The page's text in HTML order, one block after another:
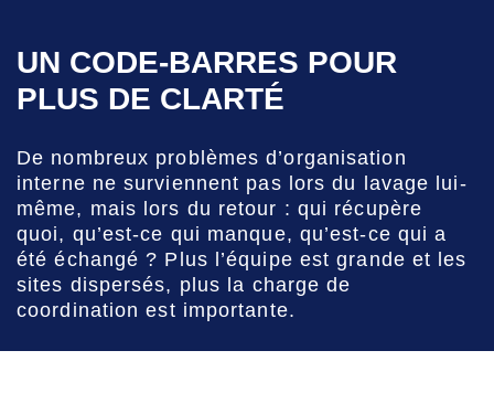
UN CODE-BARRES POUR
PLUS DE CLARTÉ
De nombreux problèmes d’organisation
interne ne surviennent pas lors du lavage lui-
même, mais lors du retour : qui récupère
quoi, qu’est-ce qui manque, qu’est-ce qui a
été échangé ? Plus l’équipe est grande et les
sites dispersés, plus la charge de
coordination est importante.